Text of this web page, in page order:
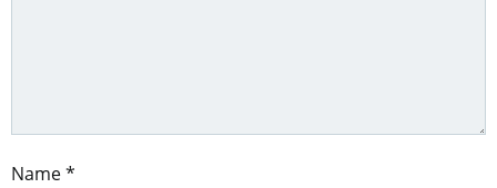
Name*